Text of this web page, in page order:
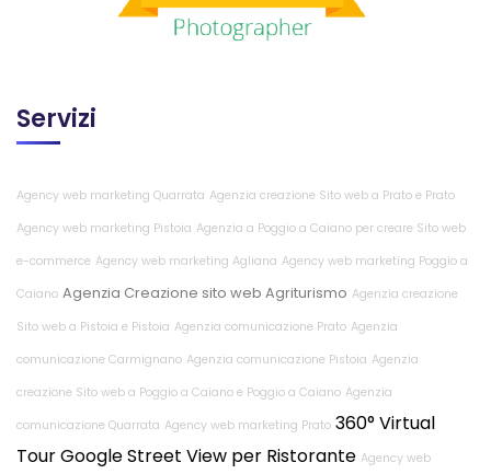
Servizi
Agency web marketing Quarrata Agenzia creazione Sito web a Prato e Prato
Agency web marketing Pistoia Agenzia a Poggio a Caiano per creare Sito web
e-commerce Agency web marketing Agliana Agency web marketing Poggio a
Caiano Agenzia Creazione sito web Agriturismo Agenzia creazione
Sito web a Pistoia e Pistoia Agenzia comunicazione Prato Agenzia
comunicazione Carmignano Agenzia comunicazione Pistoia Agenzia
creazione Sito web a Poggio a Caiano e Poggio a Caiano Agenzia
comunicazione Quarrata Agency web marketing Prato 360° Virtual
Tour Google Street View per Ristorante Agency web